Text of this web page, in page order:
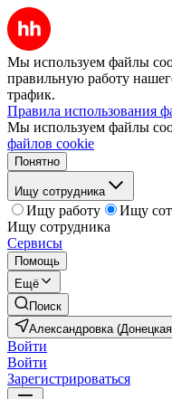
Мы используем файлы
правильную работу
трафик.
Правила использования
Мы используем файлы
файлов cookie
Понятно
Ищу сотрудника
Ищу работу
Ищу
Ищу сотрудника
Сервисы
Помощь
Ещё
Поиск
Александровка
Войти
Войти
Зарегистрироваться